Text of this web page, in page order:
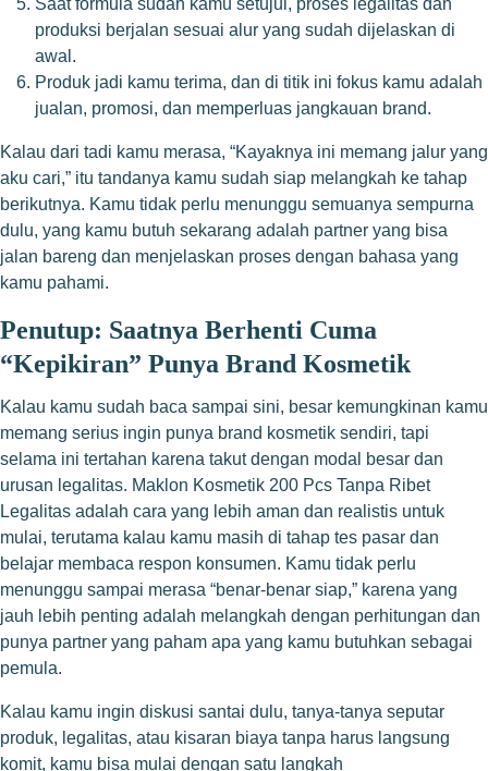
Saat formula sudah kamu setujui, proses legalitas dan
produksi berjalan sesuai alur yang sudah dijelaskan di
awal.
Produk jadi kamu terima, dan di titik ini fokus kamu adalah
jualan, promosi, dan memperluas jangkauan brand.
Kalau dari tadi kamu merasa, “Kayaknya ini memang jalur yang
aku cari,” itu tandanya kamu sudah siap melangkah ke tahap
berikutnya. Kamu tidak perlu menunggu semuanya sempurna
dulu, yang kamu butuh sekarang adalah partner yang bisa
jalan bareng dan menjelaskan proses dengan bahasa yang
kamu pahami.
Penutup: Saatnya Berhenti Cuma
“Kepikiran” Punya Brand Kosmetik
Kalau kamu sudah baca sampai sini, besar kemungkinan kamu
memang serius ingin punya brand kosmetik sendiri, tapi
selama ini tertahan karena takut dengan modal besar dan
urusan legalitas. Maklon Kosmetik 200 Pcs Tanpa Ribet
Legalitas adalah cara yang lebih aman dan realistis untuk
mulai, terutama kalau kamu masih di tahap tes pasar dan
belajar membaca respon konsumen. Kamu tidak perlu
menunggu sampai merasa “benar-benar siap,” karena yang
jauh lebih penting adalah melangkah dengan perhitungan dan
punya partner yang paham apa yang kamu butuhkan sebagai
pemula.
Kalau kamu ingin diskusi santai dulu, tanya-tanya seputar
produk, legalitas, atau kisaran biaya tanpa harus langsung
komit, kamu bisa mulai dengan satu langkah